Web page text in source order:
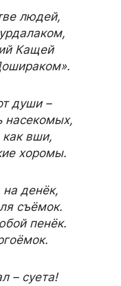
людей,
Кащей
души –
насекомых,
вши,
хоромы.
денёк,
съёмок.
пенёк.
– суета!